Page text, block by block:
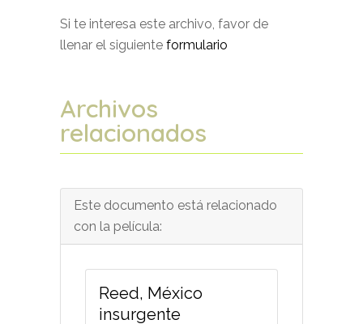
Si te interesa este archivo, favor de
llenar el siguiente formulario
Archivos
relacionados
Este documento está relacionado
con la película:
Reed, México
insurgente